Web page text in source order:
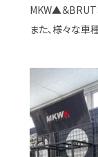
MKW▲＆BRUT
また、様々な車